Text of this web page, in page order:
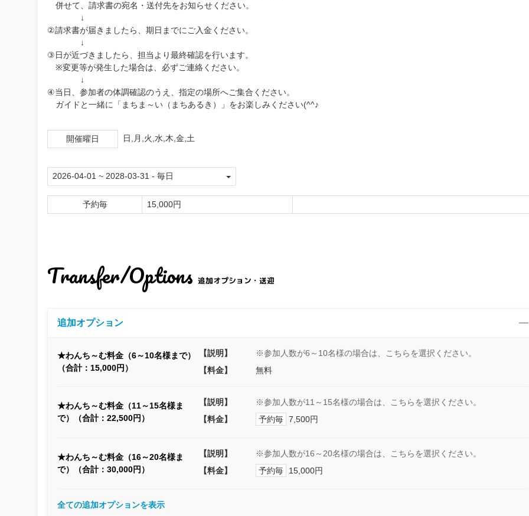
併せて、請求書の宛名・送付先をお知らせください。
↓
②請求書が届きましたら、期日までにご入金ください。
↓
③日が近づきましたら、担当より最終確認を行います。
※変更等が発生した場合は、必ずご連絡ください。
↓
④当日、参加者の体調確認のうえ、指定の場所へご集合ください。
ガイドと一緒に「まちま～い（まちあるき）」をお楽しみください(^^♪
開催曜日 日,月,火,水,木,金,土
予約毎 15,000円
Transfer/Options 追加オプション・送迎
追加オプション
★わんち～む料金（6～10名様まで）
（合計：15,000円）
【説明】
※参加人数が6～10名様の場合は、こちらを選択ください。
【料金】
無料
★わんち～む料金（11～15名様ま
で）（合計：22,500円）
【説明】
※参加人数が11～15名様の場合は、こちらを選択ください。
【料金】
予約毎 7,500円
★わんち～む料金（16～20名様ま
で）（合計：30,000円）
【説明】
※参加人数が16～20名様の場合は、こちらを選択ください。
【料金】
予約毎 15,000円
全ての追加オプションを表示